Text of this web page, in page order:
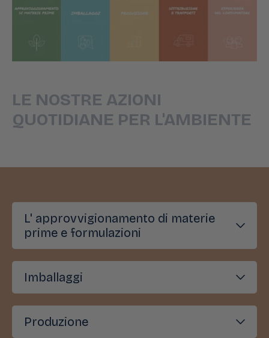
LE NOSTRE AZIONI
QUOTIDIANE PER L'AMBIENTE
L' approvvigionamento di materie
prime e formulazioni
Imballaggi
Produzione